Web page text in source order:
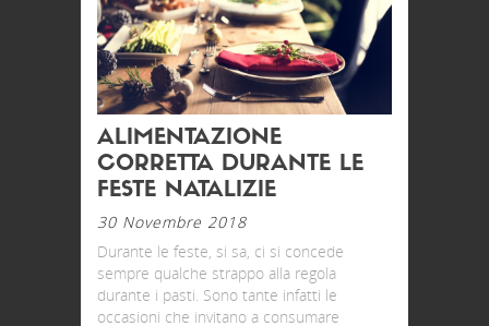
ALIMENTAZIONE
CORRETTA DURANTE LE
FESTE NATALIZIE
30 Novembre 2018
Durante le feste, si sa, ci si concede
sempre qualche strappo alla regola
durante i pasti. Sono tante infatti le
occasioni che invitano a consumare